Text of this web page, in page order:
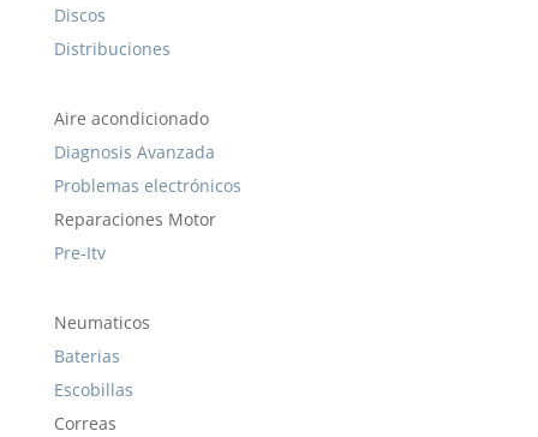
Discos
Distribuciones
Aire acondicionado
Diagnosis Avanzada
Problemas electrónicos
Reparaciones Motor
Pre-Itv
Neumaticos
Baterias
Escobillas
Correas